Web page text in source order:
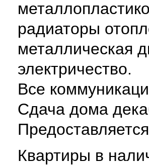
радиаторы
металлическая
электричество.
Все
Сдача дома
Квартиры в